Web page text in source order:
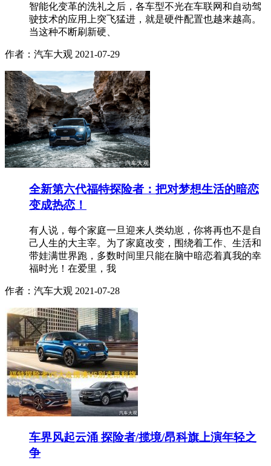
智能化变革的洗礼之后，各车型不光在车联网和自动驾
驶技术的应用上突飞猛进，就是硬件配置也越来越高。
当这种不断刷新硬、
作者：汽车大观 2021-07-29
全新第六代福特探险者：把对梦想生活的暗恋
变成热恋！
有人说，每个家庭一旦迎来人类幼崽，你将再也不是自
己人生的大主宰。为了家庭改变，围绕着工作、生活和
带娃满世界跑，多数时间里只能在脑中暗恋着真我的幸
福时光！在爱里，我
作者：汽车大观 2021-07-28
车界风起云涌 探险者/揽境/昂科旗上演年轻之
争